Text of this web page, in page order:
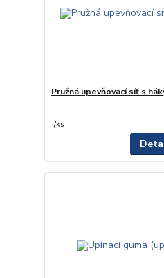
Pružná upevňovací síť s
/ks